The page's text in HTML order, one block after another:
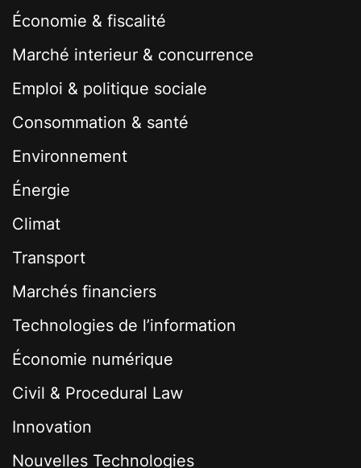
Économie & fiscalité
Marché interieur & concurrence
Emploi & politique sociale
Consommation & santé
Environnement
Énergie
Climat
Transport
Marchés financiers
Technologies de l’information
Économie numérique
Civil & Procedural Law
Innovation
Nouvelles Technologies